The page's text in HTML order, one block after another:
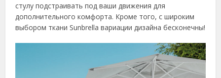
стулу подстраивать под ваши движения для
дополнительного комфорта. Кроме того, с широким
выбором ткани Sunbrella вариации дизайна бесконечны!